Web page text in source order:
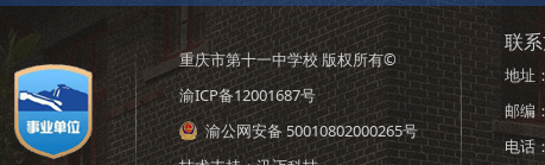
重庆市第十一中学校 版权所有©
渝ICP备12001687号
渝公网安备 50010802000265号
联
地址
邮编
电话